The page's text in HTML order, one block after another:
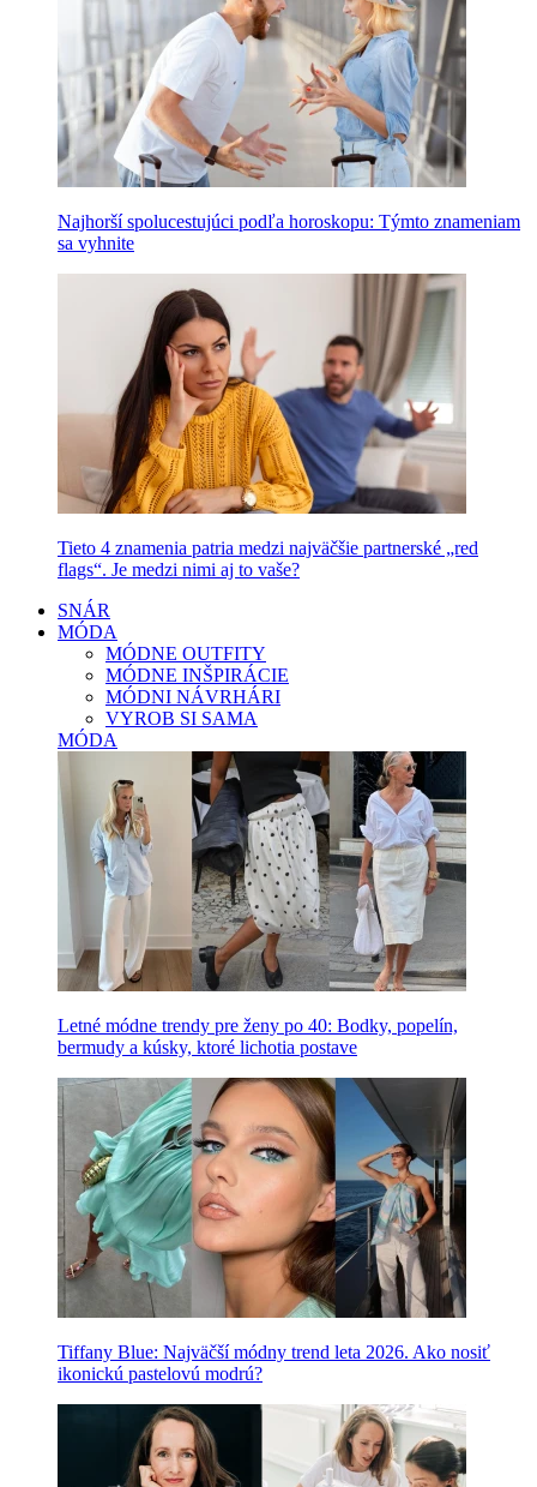
Najhorší spolucestujúci podľa horoskopu: Týmto znameniam
sa vyhnite
Tieto 4 znamenia patria medzi najväčšie partnerské „red
flags“. Je medzi nimi aj to vaše?
SNÁR
MÓDA
MÓDNE OUTFITY
MÓDNE INŠPIRÁCIE
MÓDNI NÁVRHÁRI
VYROB SI SAMA
MÓDA
Letné módne trendy pre ženy po 40: Bodky, popelín,
bermudy a kúsky, ktoré lichotia postave
Tiffany Blue: Najväčší módny trend leta 2026. Ako nosiť
ikonickú pastelovú modrú?